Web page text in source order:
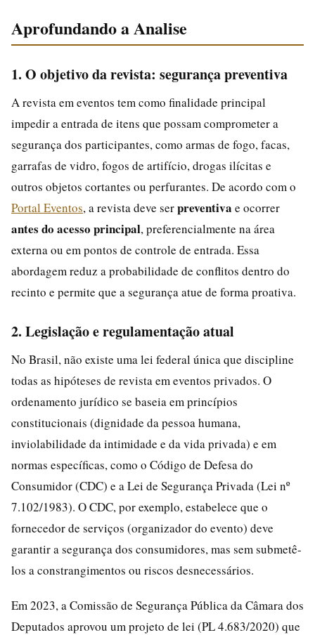
Aprofundando a Analise
1. O objetivo da revista: segurança preventiva
A revista em eventos tem como finalidade principal
impedir a entrada de itens que possam comprometer a
segurança dos participantes, como armas de fogo, facas,
garrafas de vidro, fogos de artifício, drogas ilícitas e
outros objetos cortantes ou perfurantes. De acordo com o
Portal Eventos, a revista deve serpreventiva e ocorrer
antes do acesso principal, preferencialmente na área
externa ou em pontos de controle de entrada. Essa
abordagem reduz a probabilidade de conflitos dentro do
recinto e permite que a segurança atue de forma proativa.
2. Legislação e regulamentação atual
No Brasil, não existe uma lei federal única que discipline
todas as hipóteses de revista em eventos privados. O
ordenamento jurídico se baseia em princípios
constitucionais (dignidade da pessoa humana,
inviolabilidade da intimidade e da vida privada) e em
normas específicas, como o Código de Defesa do
Consumidor (CDC) e a Lei de Segurança Privada (Lei nº
7.102/1983). O CDC, por exemplo, estabelece que o
fornecedor de serviços (organizador do evento) deve
garantir a segurança dos consumidores, mas sem submetê-
los a constrangimentos ou riscos desnecessários.
Em 2023, a Comissão de Segurança Pública da Câmara dos
Deputados aprovou um projeto de lei (PL 4.683/2020) que